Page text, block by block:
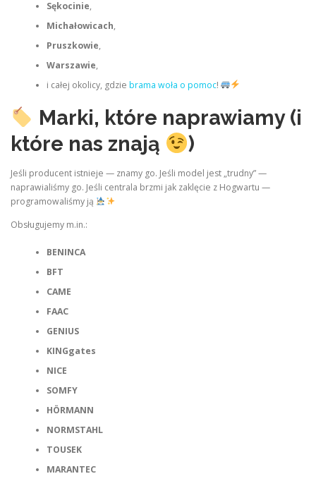
Sękocinie,
Michałowicach,
Pruszkowie,
Warszawie,
i całej okolicy, gdzie brama woła o pomoc!
Marki, które naprawiamy (i
które nas znają
)
Jeśli producent istnieje — znamy go. Jeśli model jest „trudny” —
naprawialiśmy go. Jeśli centrala brzmi jak zaklęcie z Hogwartu —
programowaliśmy ją
Obsługujemy m.in.:
BENINCA
BFT
CAME
FAAC
GENIUS
KINGgates
NICE
SOMFY
HÖRMANN
NORMSTAHL
TOUSEK
MARANTEC